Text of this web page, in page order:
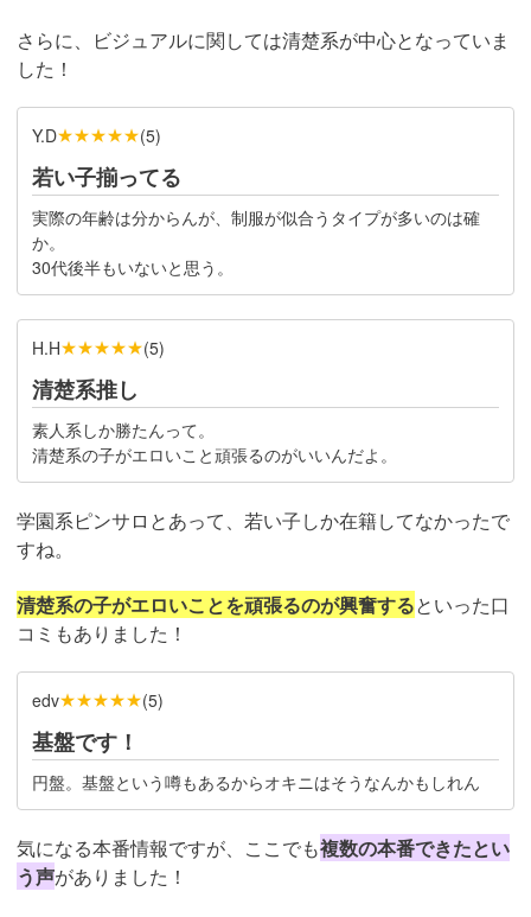
さらに、ビジュアルに関しては清楚系が中心となっていま
した！
Y.D★★★★★(5)
若い子揃ってる
実際の年齢は分からんが、制服が似合うタイプが多いのは確
か。
30代後半もいないと思う。
H.H★★★★★(5)
清楚系推し
素人系しか勝たんって。
清楚系の子がエロいこと頑張るのがいいんだよ。
学園系ピンサロとあって、若い子しか在籍してなかったで
すね。
清楚系の子がエロいことを頑張るのが興奮するといった口
コミもありました！
edv★★★★★(5)
基盤です！
円盤。基盤という噂もあるからオキニはそうなんかもしれん
気になる本番情報ですが、ここでも複数の本番できたとい
う声がありました！